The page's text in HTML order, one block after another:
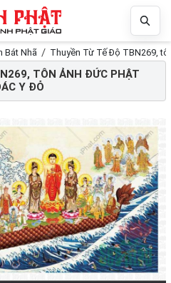
Bát Nhã Thuyền Từ Tế Độ TBN269,
TÔN ẢNH ĐỨC PHẬT
Y ĐỎ